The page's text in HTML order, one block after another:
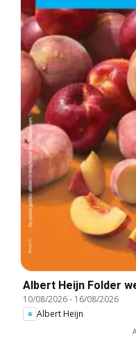
Albert Heijn Folder
10/08/2026- 16/08/2026
Albert Heijn